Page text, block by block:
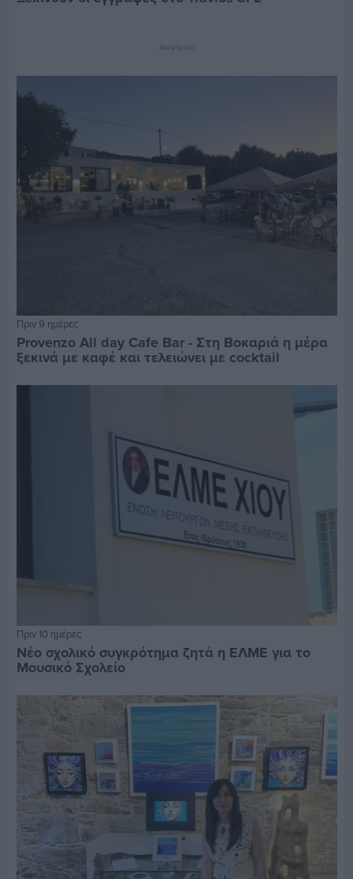
Διαφήμιση
Πριν 9 ημέρες
Provenzo All day Cafe Bar - Στη Βοκαριά η μέρα
ξεκινά με καφέ και τελειώνει με cocktail
Πριν 10 ημέρες
Νέο σχολικό συγκρότημα ζητά η ΕΛΜΕ για το
Μουσικό Σχολείο